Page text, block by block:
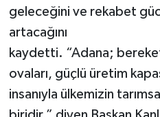
geleceğini ve rekabet
artacağını
kaydetti. “Adana;
ovaları, güçlü üretim
insanıyla ülkemizin